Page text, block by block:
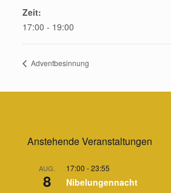
Zeit:
17:00 - 19:00
Adventbesinnung
Anstehende Veranstaltungen
AUG.
8
17:00 -23:55
Nibelungennacht